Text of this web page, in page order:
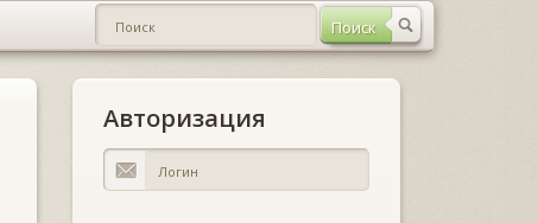
Авторизация